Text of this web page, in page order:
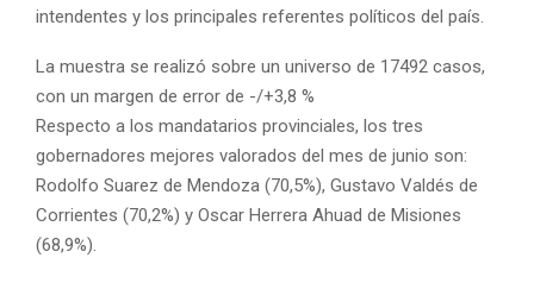
intendentes y los principales referentes políticos del país.
La muestra se realizó sobre un universo de 17492 casos,
con un margen de error de -/+3,8 %
Respecto a los mandatarios provinciales, los tres
gobernadores mejores valorados del mes de junio son:
Rodolfo Suarez de Mendoza (70,5%), Gustavo Valdés de
Corrientes (70,2%) y Oscar Herrera Ahuad de Misiones
(68,9%).